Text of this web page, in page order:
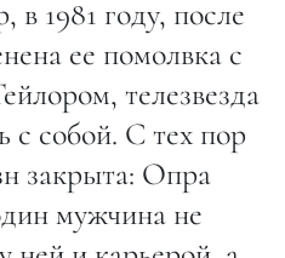
1981 году, после
ее помолвка с
телезвезда
с собой. С тех пор
закрыта: Опра
мужчина не